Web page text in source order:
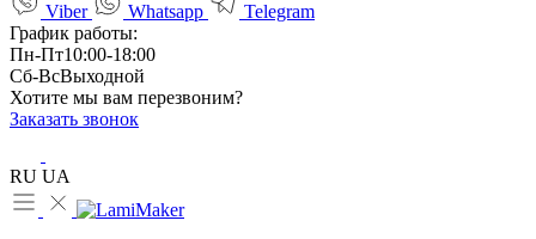
Viber
Whatsapp
Telegram
График работы:
Пн-Пт10:00-18:00
Сб-ВсВыходной
Хотите мы вам перезвоним?
Заказать звонок
RU UA